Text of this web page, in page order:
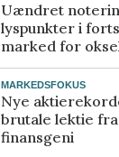
Uændret
lyspunkter i
marked for
MARKEDSFOKUS
Nye
brutale lektie
finansgeni